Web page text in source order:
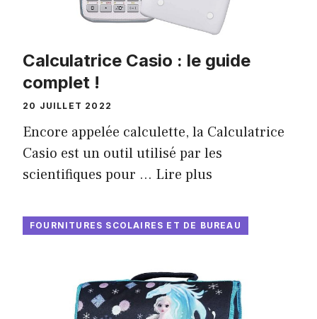
Calculatrice Casio : le guide
complet !
20 JUILLET 2022
Encore appelée calculette, la Calculatrice
Casio est un outil utilisé par les
scientifiques pour … Lire plus
FOURNITURES SCOLAIRES ET DE BUREAU